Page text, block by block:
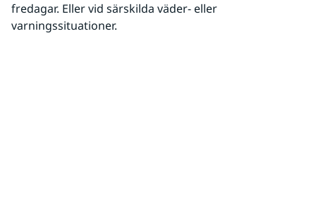
fredagar. Eller vid särskilda väder- eller
varningssituationer.